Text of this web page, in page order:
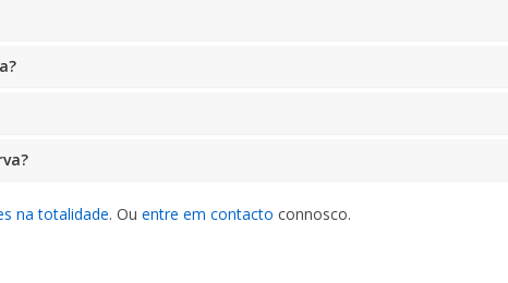
na totalidade. Ou entre em contacto connosco.